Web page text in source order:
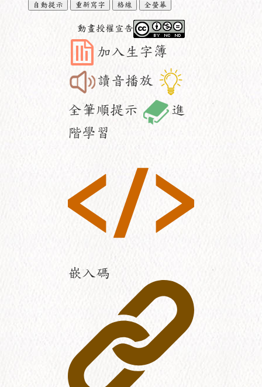
自動提示
重新寫字 格線 全螢幕
動畫授權宣告
加入生字簿
讀音播放
全筆順提示
進
階學習
嵌入碼